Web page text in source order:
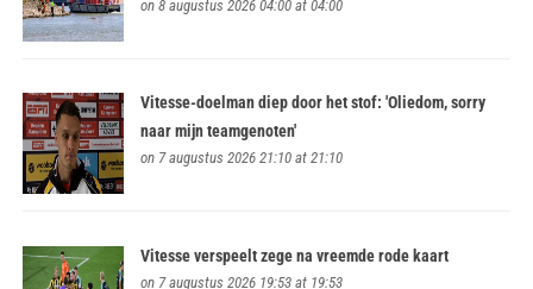
on 8 augustus 2026 04:00 at 04:00
Vitesse-doelman diep door het stof: 'Oliedom, sorry
naar mijn teamgenoten'
on 7 augustus 2026 21:10 at 21:10
Vitesse verspeelt zege na vreemde rode kaart
on 7 augustus 2026 19:53 at 19:53